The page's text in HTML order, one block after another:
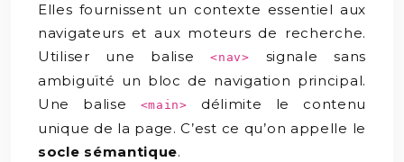
Elles fournissent un contexte essentiel aux
navigateurs et aux moteurs de recherche.
Utiliser une balise<nav>
signale sans
ambiguïté un bloc de navigation principal.
Une balise
<main>
délimite le contenu
unique de la page. C’est ce qu’on appelle le
socle sémantique.